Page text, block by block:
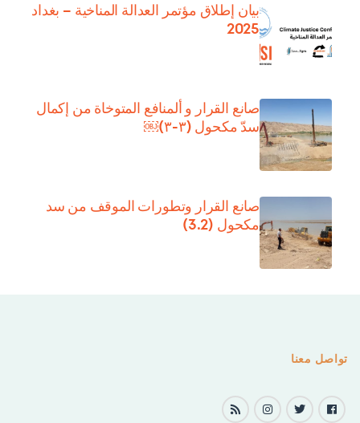
بیان إطلاق مؤتمر العدالة المناخیة – بغداد
2025
صانع القرار و ألمنافع المتوخاة من إكمال
سدّ مكحول (٣-٣)￼
صانع القرار وتطورات الموقف من سد
مكحول (3.2)
تواصل معنا